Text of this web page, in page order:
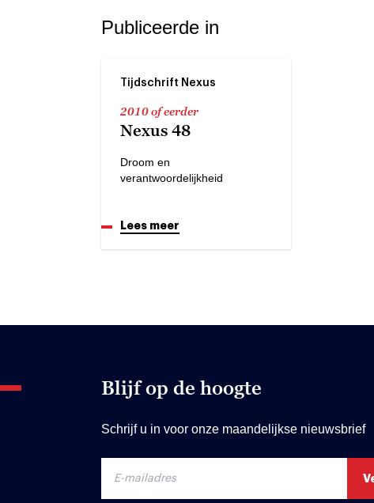
Publiceerde in
Tijdschrift Nexus
2010 of eerder
Nexus 48
Droom en
verantwoordelijkheid
Lees meer
Blijf op de hoogte
Schrijf u in voor onze maandelijkse nieuwsbrief